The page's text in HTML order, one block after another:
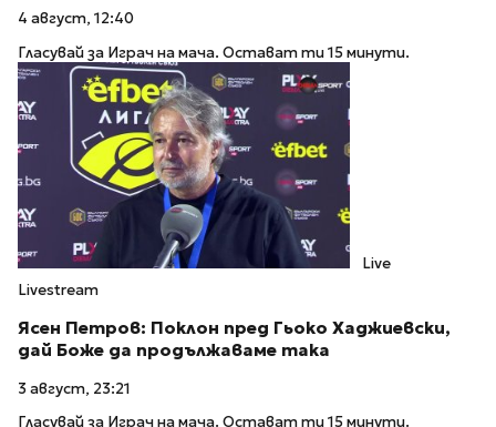
4 август, 12:40
Гласувай за Играч на мача. Остават ти 15 минути.
Live
Livestream
Ясен Петров: Поклон пред Гьоко Хаджиевски,
дай Боже да продължаваме така
3 август, 23:21
Гласувай за Играч на мача. Остават ти 15 минути.